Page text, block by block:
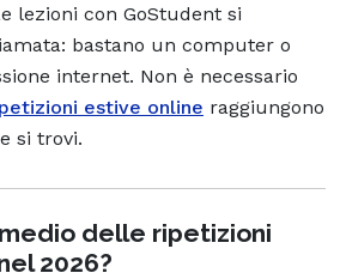
lezioni con GoStudent si
bastano un computer o
internet. Non è necessario
estive online raggiungono
si trovi.
delle ripetizioni
2026?